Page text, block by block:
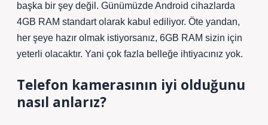
başka bir şey değil. Günümüzde Android cihazlarda
4GB RAM standart olarak kabul ediliyor. Öte yandan,
her şeye hazır olmak istiyorsanız, 6GB RAM sizin için
yeterli olacaktır. Yani çok fazla belleğe ihtiyacınız yok.
Telefon kamerasının iyi olduğunu
nasıl anlarız?